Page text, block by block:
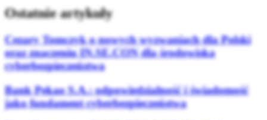
Ostatnie artykuły
Cezary Tomczyk o nowych wyzwaniach dla Polski
oraz znaczeniu IN.SE.CON dla środowiska
cyberbezpieczeństwa
Bank Pekao S.A.: odpowiedzialność i świadomość
jako fundament cyberbezpieczeństwa